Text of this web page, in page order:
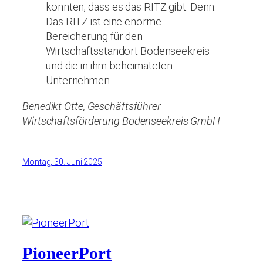
konnten, dass es das RITZ gibt. Denn:
Das RITZ ist eine enorme
Bereicherung für den
Wirtschaftsstandort Bodenseekreis
und die in ihm beheimateten
Unternehmen.
Benedikt Otte, Geschäftsführer
Wirtschaftsförderung Bodenseekreis GmbH
Montag, 30. Juni 2025
PioneerPort